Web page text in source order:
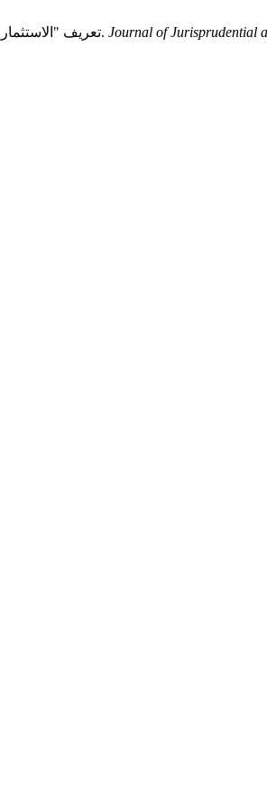
تعريف "الاستثمار" في ضوء اتفاقية تسوية منازعات الاستثمار (الأكسيد) (قضية ساليني). Journal of Jurisprudential